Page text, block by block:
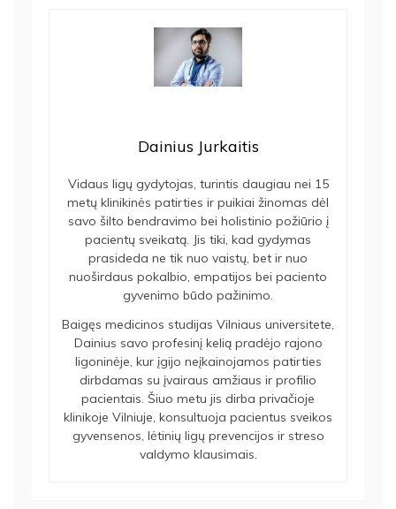
Dainius Jurkaitis
Vidaus ligų gydytojas, turintis daugiau nei 15
metų klinikinės patirties ir puikiai žinomas dėl
savo šilto bendravimo bei holistinio požiūrio į
pacientų sveikatą. Jis tiki, kad gydymas
prasideda ne tik nuo vaistų, bet ir nuo
nuoširdaus pokalbio, empatijos bei paciento
gyvenimo būdo pažinimo.
Baigęs medicinos studijas Vilniaus universitete,
Dainius savo profesinį kelią pradėjo rajono
ligoninėje, kur įgijo neįkainojamos patirties
dirbdamas su įvairaus amžiaus ir profilio
pacientais. Šiuo metu jis dirba privačioje
klinikoje Vilniuje, konsultuoja pacientus sveikos
gyvensenos, lėtinių ligų prevencijos ir streso
valdymo klausimais.